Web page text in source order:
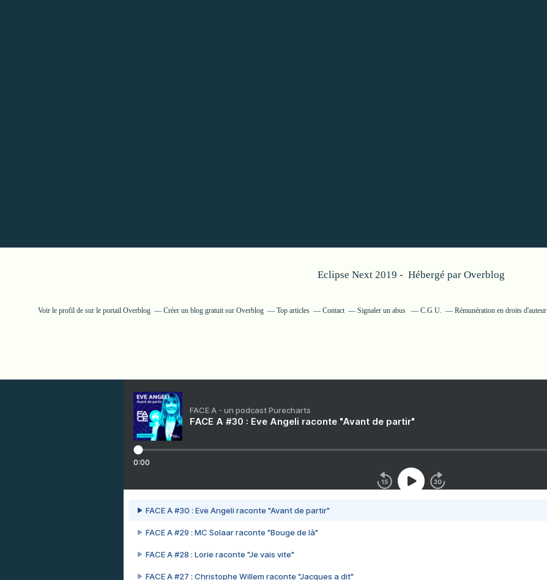
Eclipse Next 2019 - Hébergé par Overblog
Voir le profil de sur le portail Overblog Créer un blog gratuit sur Overblog Top articles Contact Signaler un abus C.G.U. Rémunération en droits d'auteur
FACE A - un podcast Purecharts
FACE A #30 : Eve Angeli raconte "Avant de partir"
0:00
FACE A #30 : Eve Angeli raconte "Avant de partir"
FACE A #29 : MC Solaar raconte "Bouge de là"
FACE A #28 : Lorie raconte "Je vais vite"
FACE A #27 : Christophe Willem raconte "Jacques a dit"